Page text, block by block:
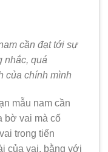
cần đạt tới sự
nhắc, quá
của chính mình
mẫu nam cần
bờ vai mà cố
trong tiến
của vai, bằng với